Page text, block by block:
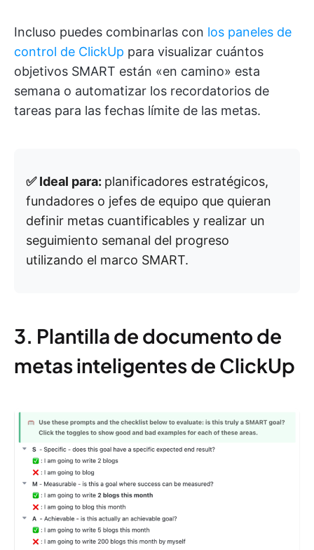
Incluso puedes combinarlas con los paneles de
control de ClickUp para visualizar cuántos
objetivos SMART están «en camino» esta
semana o automatizar los recordatorios de
tareas para las fechas límite de las metas.
✅ Ideal para: planificadores estratégicos,
fundadores o jefes de equipo que quieran
definir metas cuantificables y realizar un
seguimiento semanal del progreso
utilizando el marco SMART.
3. Plantilla de documento de
metas inteligentes de ClickUp